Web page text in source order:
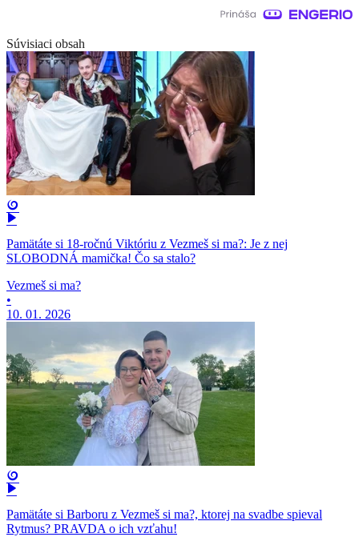
Súvisiaci obsah
Pamätáte si 18-ročnú Viktóriu z Vezmeš si ma?: Je z nej
SLOBODNÁ mamička! Čo sa stalo?
Vezmeš si ma?
•
10. 01. 2026
Pamätáte si Barboru z Vezmeš si ma?, ktorej na svadbe spieval
Rytmus? PRAVDA o ich vzťahu!